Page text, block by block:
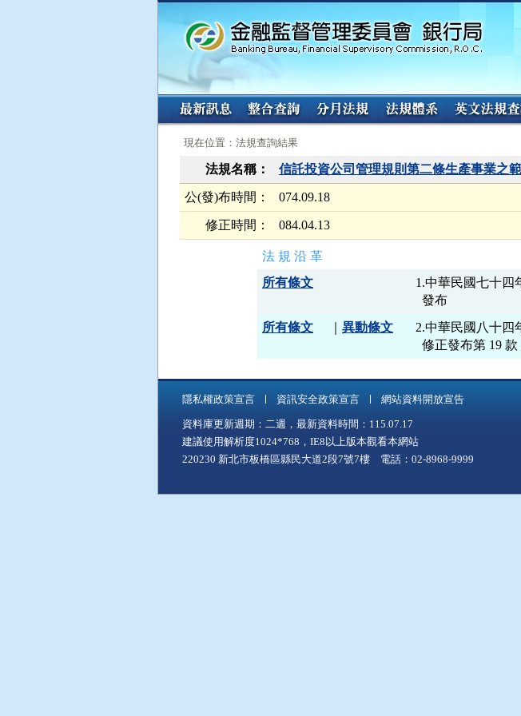
:::
現在位置：法規查詢結果
法規名稱： 信託投資公司管理規則第二條生產事業之
公(發)布時間： 074.09.18
修正時間： 084.04.13
法 規 沿 革
所有條文
1.中華民國七十四
所有條文
異動條文
2.中華民國八十四
修正發布第 19
隱私權政策宣言 資訊安全政策宣言 網站資料開放宣告
資料庫更新週期：二週，最新資料時間：115.07.17
建議使用解析度1024*768，IE8以上版本觀看本網站
220230 新北市板橋區縣民大道2段7號7樓 電話：02-8968-9999